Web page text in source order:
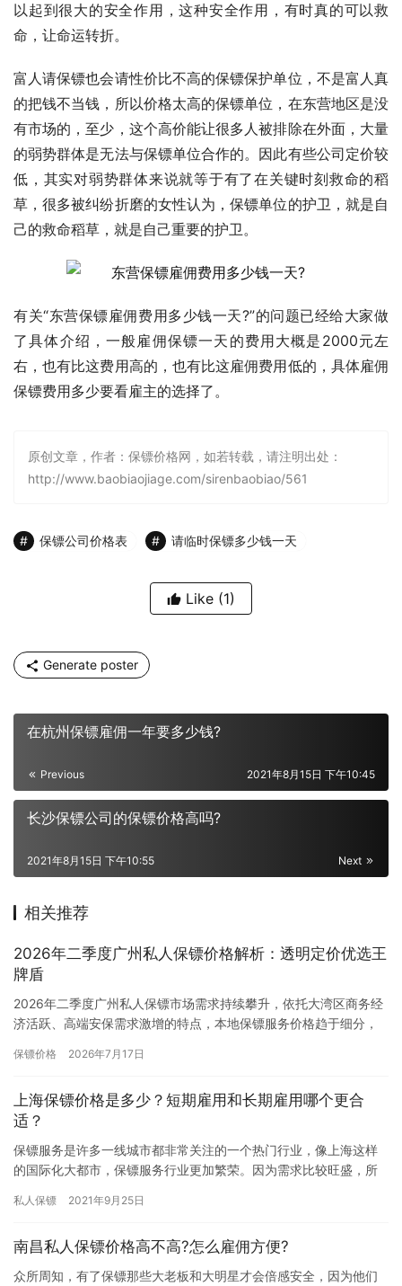
以起到很大的安全作用，这种安全作用，有时真的可以救
命，让命运转折。
富人请保镖也会请性价比不高的保镖保护单位，不是富人真
的把钱不当钱，所以价格太高的保镖单位，在东营地区是没
有市场的，至少，这个高价能让很多人被排除在外面，大量
的弱势群体是无法与保镖单位合作的。因此有些公司定价较
低，其实对弱势群体来说就等于有了在关键时刻救命的稻
草，很多被纠纷折磨的女性认为，保镖单位的护卫，就是自
己的救命稻草，就是自己重要的护卫。
有关“东营保镖雇佣费用多少钱一天?”的问题已经给大家做
了具体介绍，一般雇佣保镖一天的费用大概是2000元左
右，也有比这费用高的，也有比这雇佣费用低的，具体雇佣
保镖费用多少要看雇主的选择了。
原创文章，作者：保镖价格网，如若转载，请注明出处：
http://www.baobiaojiage.com/sirenbaobiao/561
保镖公司价格表 请临时保镖多少钱一天
Like (1)
Generate poster
在杭州保镖雇佣一年要多少钱?
Previous 2021年8月15日 下午10:45
长沙保镖公司的保镖价格高吗?
Next
2021年8月15日 下午10:55
相关推荐
2026年二季度广州私人保镖价格解析：透明定价优选王
牌盾
2026年二季度广州私人保镖市场需求持续攀升，依托大湾区商务经
济活跃、高端安保需求激增的特点，本地保镖服务价格趋于细分，
度…
保镖价格 2026年7月17日
上海保镖价格是多少？短期雇用和长期雇用哪个更合
适？
保镖服务是许多一线城市都非常关注的一个热门行业，像上海这样
的国际化大都市，保镖服务行业更加繁荣。因为需求比较旺盛，所
海保镖…
私人保镖 2021年9月25日
南昌私人保镖价格高不高?怎么雇佣方便?
众所周知，有了保镖那些大老板和大明星才会倍感安全，因为他们